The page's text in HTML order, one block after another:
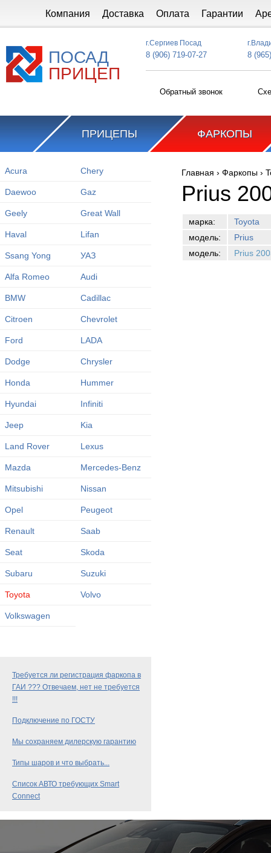
Компания Доставка Оплата Гарантии
ПОСАД
ПРИЦЕП
г.Сергиев Посад
8 (906) 719-07-27 8
Обратный звонок
ПРИЦЕПЫ ФАРКОПЫ
Acura Chery
Daewoo Gaz
Geely Great Wall
Haval Lifan
Ssang Yong УАЗ
Alfa Romeo Audi
BMW Cadillac
Citroen Chevrolet
Ford LADA
Dodge Chrysler
Honda Hummer
Hyundai Infiniti
Jeep Kia
Land Rover Lexus
Mazda Mercedes-Benz
Mitsubishi Nissan
Opel Peugeot
Renault Saab
Seat Skoda
Subaru Suzuki
Toyota Volvo
Volkswagen
Требуется ли регистрация фаркопа в
ГАИ ??? Отвечаем, нет не требуется
!!!
Подключение по ГОСТУ
Мы сохраняем дилерскую гарантию
Типы шаров и что выбрать...
Список АВТО требующих Smart
Connect
Вы здесь
Главная › Фаркопы ›
Prius
марка:
Toyota
модель:
Prius
модель:
Prius